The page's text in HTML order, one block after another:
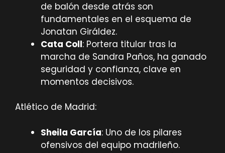
de balón desde atrás son
fundamentales en el esquema de
Jonatan Giráldez.
Cata Coll: Portera titular tras la
marcha de Sandra Paños, ha ganado
seguridad y confianza, clave en
momentos decisivos.
Atlético de Madrid:
Sheila García: Uno de los pilares
ofensivos del equipo madrileño.